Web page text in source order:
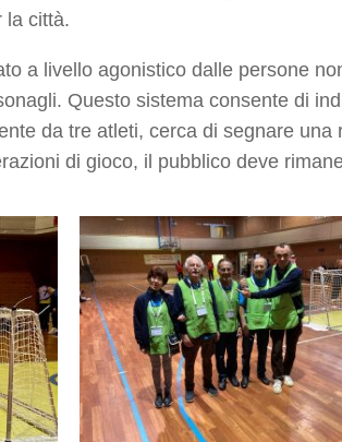
la città.
a livello agonistico dalle persone
Questo sistema consente di
da tre atleti, cerca di segnare
di gioco, il pubblico deve